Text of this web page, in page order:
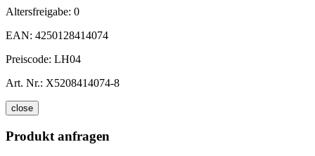
Altersfreigabe: 0
EAN: 4250128414074
Preiscode: LH04
Art. Nr.: X5208414074-8
close
Produkt anfragen